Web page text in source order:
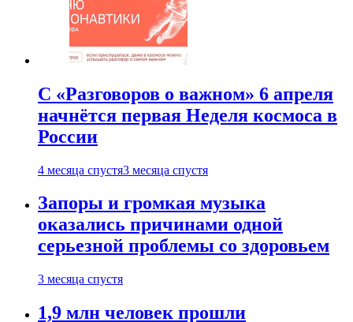
С «Разговоров о важном» 6 апреля
начнётся первая Неделя космоса в
России
4 месяца спустя3 месяца спустя
Запоры и громкая музыка
оказались причинами одной
серьезной проблемы со здоровьем
3 месяца спустя
1,9 млн человек прошли